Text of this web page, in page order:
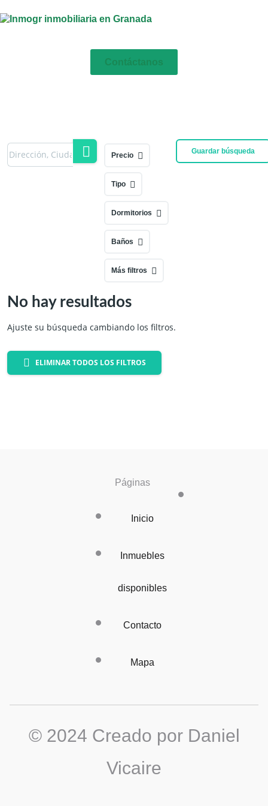
Contáctanos
Guardar búsqueda
Precio
Tipo
Dormitorios
Baños
Más filtros
No hay resultados
Ajuste su búsqueda cambiando los filtros.
ELIMINAR TODOS LOS FILTROS
Páginas
Inicio
Inmuebles
disponibles
Contacto
Mapa
© 2024 Creado por Daniel
Vicaire